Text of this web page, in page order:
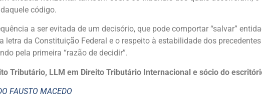
código.
a ser evitada de um decisório, que pode comportar “salvar”
da Constituição Federal e o respeito à estabilidade dos
pela primeira “razão de decidir”.
Tributário, LLM em Direito Tributário Internacional e sócio do
FAUSTO MACEDO